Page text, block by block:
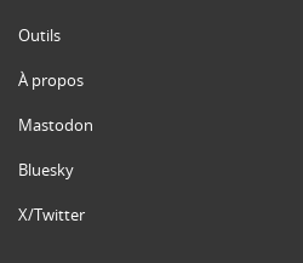
Outils
À propos
Mastodon
Bluesky
X/Twitter